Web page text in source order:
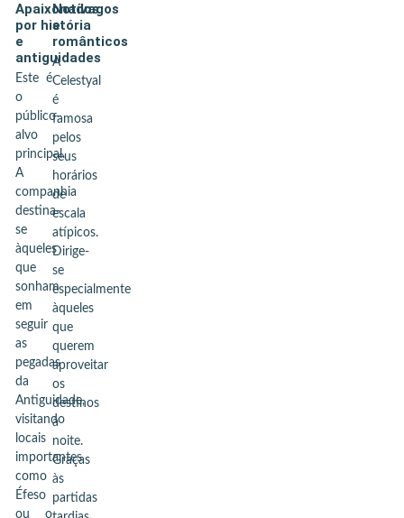
Apaixonados
por história
e
antiguidades
Este é
o
público-
alvo
principal.
A
companhia
destina-
se
àqueles
que
sonham
em
seguir
as
pegadas
da
Antiguidade,
visitando
locais
importantes
como
Éfeso
ou o
Notívagos
e
românticos
A
Celestyal
é
famosa
pelos
seus
horários
de
escala
atípicos.
Dirige-
se
especialmente
àqueles
que
querem
aproveitar
os
destinos
à
noite.
Graças
às
partidas